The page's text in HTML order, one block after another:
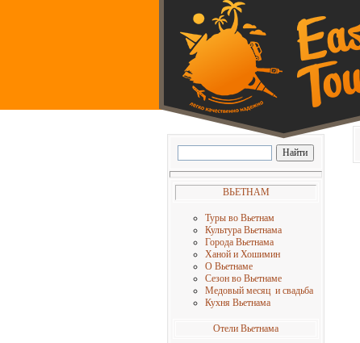
ВЬЕТНАМ
Туры во Вьетнам
Культура Вьетнама
Города Вьетнама
Ханой и Хошимин
О Вьетнаме
Сезон во Вьетнаме
Медовый месяц и свадьба
Кухня Вьетнама
Отели Вьетнама